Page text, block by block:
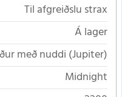
Til afgreiðslu strax
Á lager
með nuddi (Jupiter)
Midnight